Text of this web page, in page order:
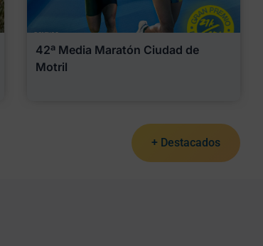
42ª Media Maratón Ciudad de
Motril
+ Destacados